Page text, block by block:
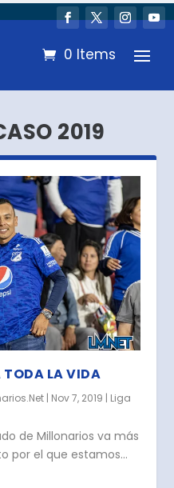
0 Items
2019
TODA LA VIDA
| Nov 7, 2019 | Liga
de Millonarios va más
por el que estamos...